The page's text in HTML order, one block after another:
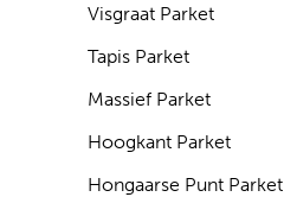
Visgraat Parket
Tapis Parket
Massief Parket
Hoogkant Parket
Hongaarse Punt Parket